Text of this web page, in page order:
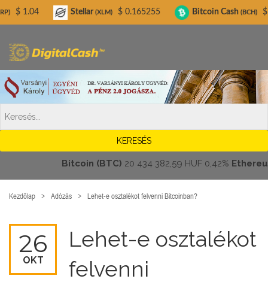
Bitcoin (BTC)20 434 382,59 HUF0,42% Ethereum
Kezdőlap Adózás Lehet-e osztalékot felvenni Bitcoinban?
26
OKT
Lehet-e osztalékot
felvenni
Stellar(XLM) $ 0.165255 Bitcoin Cash(BCH) $ 216.66
Digitalcash.hu